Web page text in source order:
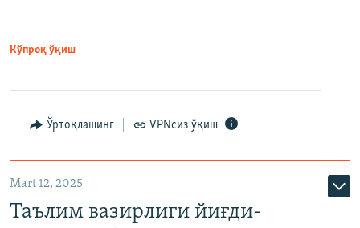
Кўпроқ ўқиш
Ўртоқлашинг VPNсиз ўқиш
Mart 12, 2025
Таълим вазирлиги йиғди-